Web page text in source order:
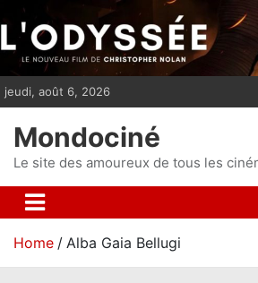
i
p
t
n
t
jeudi, août 6, 2026
Mondociné
Le site des amoureux de tous les
Home Alba Gaia Bellugi